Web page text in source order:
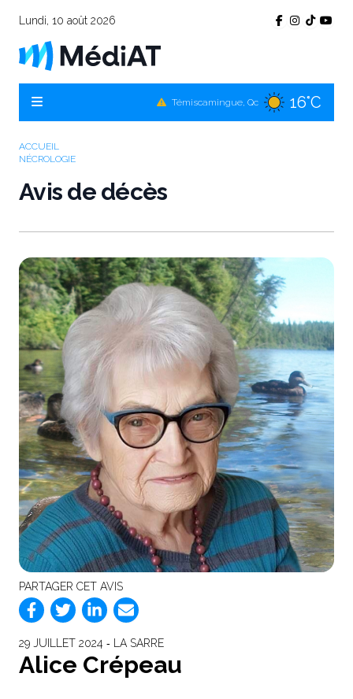
Lundi, 10 août 2026
La Sarre, Qc 16°C
ACCUEIL
NÉCROLOGIE
Avis de décès
PARTAGER CET AVIS
29 JUILLET 2024 ‐ LA SARRE
Alice Crépeau